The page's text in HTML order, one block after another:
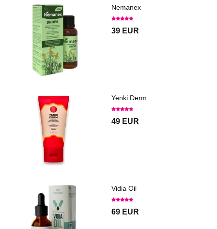
Nemanex
39 EUR
Yenki Derm
49 EUR
Vidia Oil
69 EUR